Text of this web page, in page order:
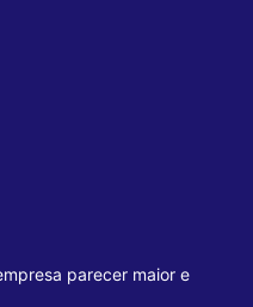
parecer maior e